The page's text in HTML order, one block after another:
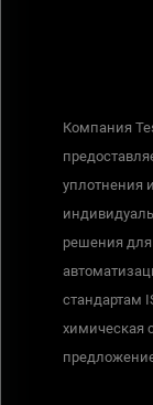
Компания
уплотнения
решения для
стандартам
химическая